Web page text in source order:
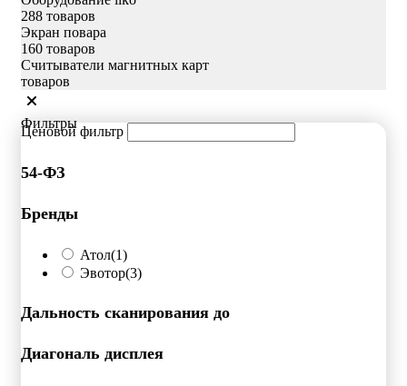
288 товаров
Экран повара
160 товаров
Считыватели магнитных карт
товаров
Фильтры
Ценовой фильтр
54-ФЗ
Бренды
Атол(1)
Эвотор(3)
Дальность сканирования до
Диагональ дисплея